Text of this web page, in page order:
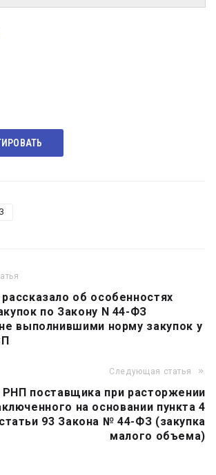
об особенностях
по Закону N 44-ФЗ
выполнившими норму закупок у
Следующая статья
поставщика при расторжении
на основании пункта 4
93 Закона № 44-ФЗ (закупка
малого объема)